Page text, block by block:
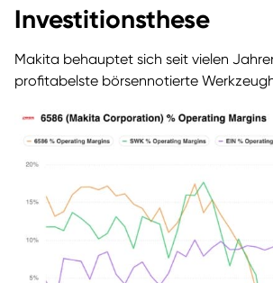
Investitionsthese
Makita behauptet sich seit vielen
profitabelste börsennotierte